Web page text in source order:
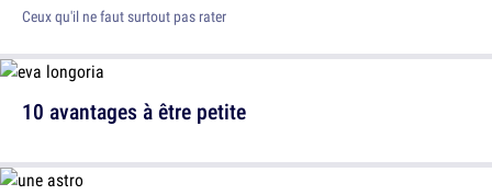
Ceux qu'il ne faut surtout pas rater
10 avantages à être petite